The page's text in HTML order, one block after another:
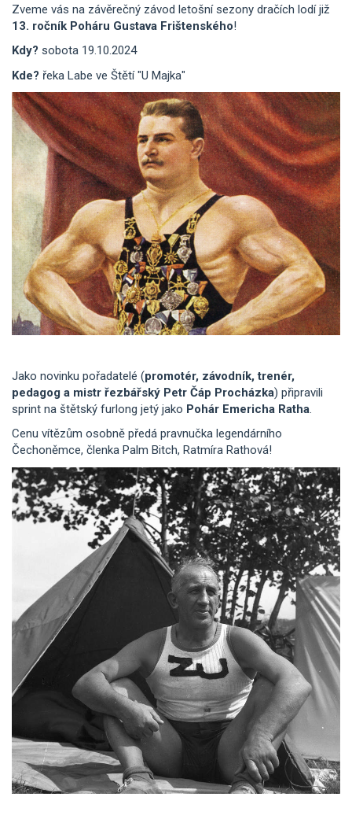
Zveme vás na závěrečný závod letošní sezony dračích lodí již
13. ročník Poháru Gustava Frištenského!
Kdy? sobota 19.10.2024
Kde? řeka Labe ve Štětí "U Majka"
Jako novinku pořadatelé (promotér, závodník, trenér,
pedagog a mistr řezbářský Petr Čáp Procházka) připravili
sprint na štětský furlong jetý jako Pohár Emericha Ratha.
Cenu vítězům osobně předá pravnučka legendárního
Čechoněmce, členka Palm Bitch, Ratmíra Rathová!